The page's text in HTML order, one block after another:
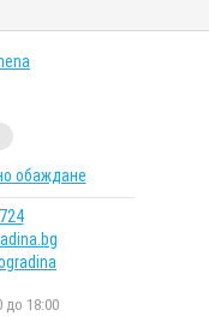
обаждане
до 18:00